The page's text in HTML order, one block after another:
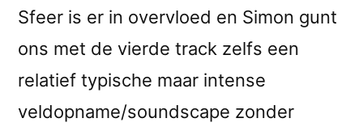
Sfeer is er in overvloed en Simon gunt
ons met de vierde track zelfs een
relatief typische maar intense
veldopname/soundscape zonder